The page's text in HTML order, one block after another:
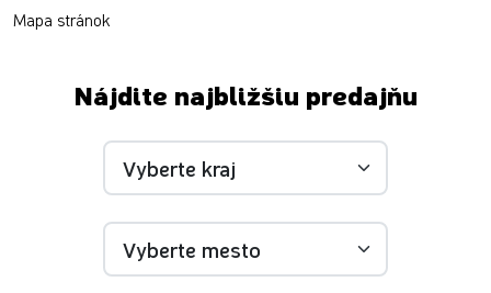
Mapa stránok
Nájdite najbližšiu predajňu